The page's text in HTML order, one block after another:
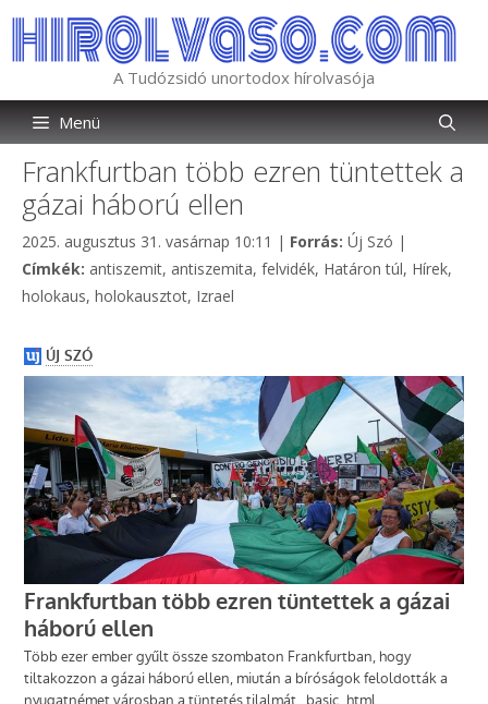
tartalomba
A Tudózsidó unortodox hírolvasója
Menü
Frankfurtban több ezren tüntettek a
gázai háború ellen
2025. augusztus 31. vasárnap 10:11 | Forrás: Kategória
Új Szó |
Címkék: Címkék
antiszemit, antiszemita, felvidék, Határon túl, Hírek,
holokaus, holokausztot, Izrael